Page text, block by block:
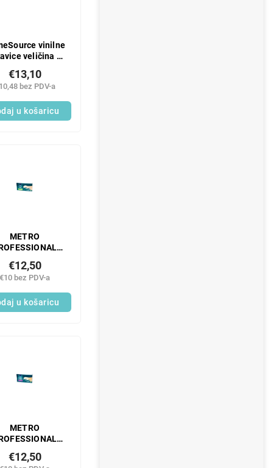
vinilne
veličina S
bez PDV-a
€13,10
u košaricu
METRO
bez pudera
L 100 kom.
€10 bez PDV-a
€12,50
u košaricu
METRO
veličina M
€12,50